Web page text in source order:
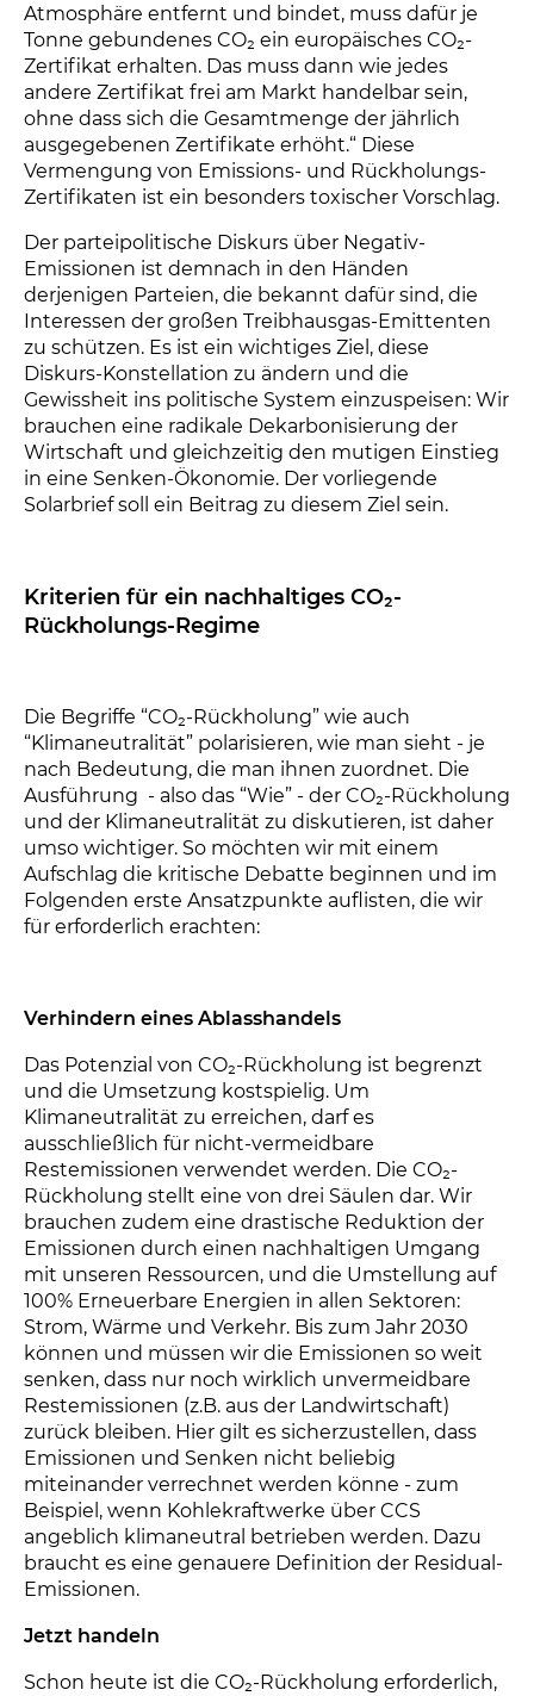
Atmosphäre entfernt und bindet, muss dafür je
Tonne gebundenes CO₂ ein europäisches CO₂-
Zertifikat erhalten. Das muss dann wie jedes
andere Zertifikat frei am Markt handelbar sein,
ohne dass sich die Gesamtmenge der jährlich
ausgegebenen Zertifikate erhöht.“ Diese
Vermengung von Emissions- und Rückholungs-
Zertifikaten ist ein besonders toxischer Vorschlag.
Der parteipolitische Diskurs über Negativ-
Emissionen ist demnach in den Händen
derjenigen Parteien, die bekannt dafür sind, die
Interessen der großen Treibhausgas-Emittenten
zu schützen. Es ist ein wichtiges Ziel, diese
Diskurs-Konstellation zu ändern und die
Gewissheit ins politische System einzuspeisen: Wir
brauchen eine radikale Dekarbonisierung der
Wirtschaft und gleichzeitig den mutigen Einstieg
in eine Senken-Ökonomie. Der vorliegende
Solarbrief soll ein Beitrag zu diesem Ziel sein.
Kriterien für ein nachhaltiges CO₂-
Rückholungs-Regime
Die Begriffe “CO₂-Rückholung” wie auch
“Klimaneutralität” polarisieren, wie man sieht - je
nach Bedeutung, die man ihnen zuordnet. Die
Ausführung - also das “Wie” - der CO₂-Rückholung
und der Klimaneutralität zu diskutieren, ist daher
umso wichtiger. So möchten wir mit einem
Aufschlag die kritische Debatte beginnen und im
Folgenden erste Ansatzpunkte auflisten, die wir
für erforderlich erachten:
Verhindern eines Ablasshandels
Das Potenzial von CO₂-Rückholung ist begrenzt
und die Umsetzung kostspielig. Um
Klimaneutralität zu erreichen, darf es
ausschließlich für nicht-vermeidbare
Restemissionen verwendet werden. Die CO₂-
Rückholung stellt eine von drei Säulen dar. Wir
brauchen zudem eine drastische Reduktion der
Emissionen durch einen nachhaltigen Umgang
mit unseren Ressourcen, und die Umstellung auf
100% Erneuerbare Energien in allen Sektoren:
Strom, Wärme und Verkehr. Bis zum Jahr 2030
können und müssen wir die Emissionen so weit
senken, dass nur noch wirklich unvermeidbare
Restemissionen (z.B. aus der Landwirtschaft)
zurück bleiben. Hier gilt es sicherzustellen, dass
Emissionen und Senken nicht beliebig
miteinander verrechnet werden könne - zum
Beispiel, wenn Kohlekraftwerke über CCS
angeblich klimaneutral betrieben werden. Dazu
braucht es eine genauere Definition der Residual-
Emissionen.
Jetzt handeln
Schon heute ist die CO₂-Rückholung erforderlich,